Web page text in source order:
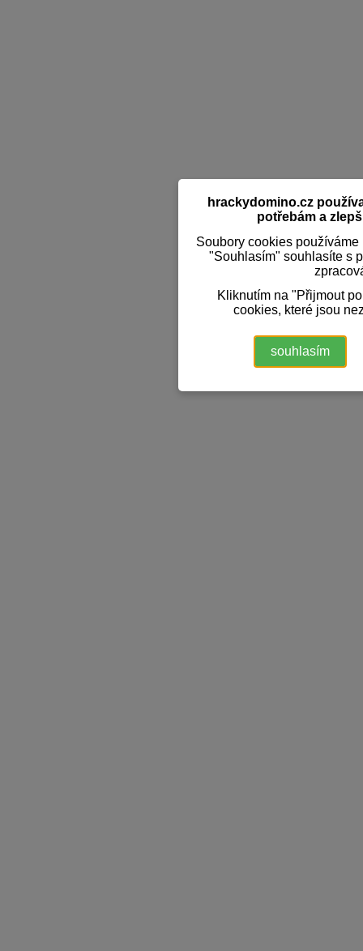
hrackydomino.cz
potřebám a
Soubory cookies
"Souhlasím" souhlasíte s
Kliknutím na "Přijmout
cookies, které jsou
souhlasím